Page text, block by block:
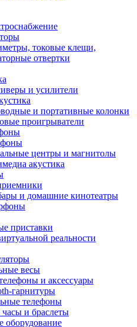
токовые клещи,
отвертки
и усилители
и портативные колонки
проигрыватели
центры и магнитолы
акустика
и домашние кинотеатры
приставки
реальности
весы
и аксессуары
гарнитуры
телефоны
и браслеты
оборудование